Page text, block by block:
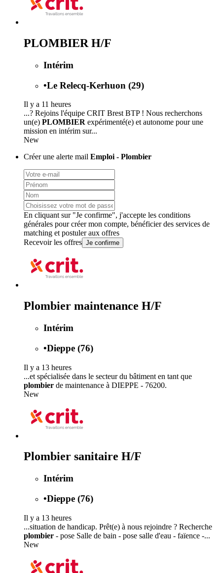
PLOMBIER H/F
Intérim
•Le Relecq-Kerhuon (29)
Il y a 11 heures
...? Rejoins l'équipe CRIT Brest BTP ! Nous recherchons
un(e) PLOMBIER expérimenté(e) et autonome pour une
mission en intérim sur...
New
Créer une alerte mail Emploi - Plombier
En cliquant sur "Je confirme", j'accepte les conditions
générales pour créer mon compte, bénéficier des services de
matching et postuler aux offres
Recevoir les offres Je confirme
Plombier maintenance H/F
Intérim
•Dieppe (76)
Il y a 13 heures
...et spécialisée dans le secteur du bâtiment en tant que
plombier de maintenance à DIEPPE - 76200.
New
Plombier sanitaire H/F
Intérim
•Dieppe (76)
Il y a 13 heures
...situation de handicap. Prêt(e) à nous rejoindre ? Recherche
plombier - pose Salle de bain - pose salle d'eau - faïence -...
New